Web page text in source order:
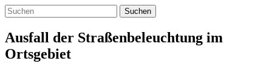
Suchen
Ausfall der Straßenbeleuchtung im
Ortsgebiet